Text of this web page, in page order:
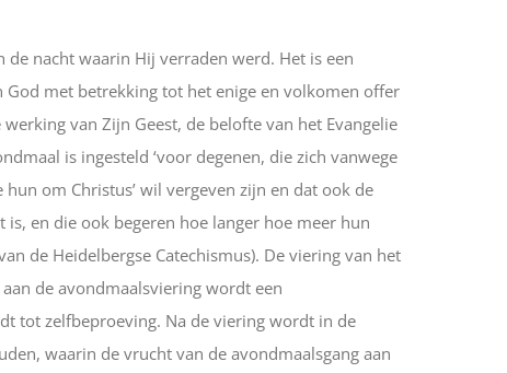
de nacht waarin Hij verraden werd. Het is een
met betrekking tot het enige en volkomen offer
van Zijn Geest, de belofte van het Evangelie
is ingesteld ‘voor degenen, die zich vanwege
om Christus’ wil vergeven zijn en dat ook de
en die ook begeren hoe langer hoe meer hun
de Heidelbergse Catechismus). De viering van het
de avondmaalsviering wordt een
tot zelfbeproeving. Na de viering wordt in de
waarin de vrucht van de avondmaalsgang aan